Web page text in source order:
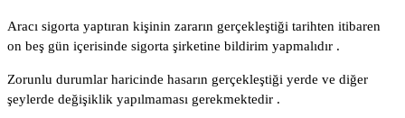
Aracı sigorta yaptıran kişinin zararın gerçekleştiği tarihten itibaren
on beş gün içerisinde sigorta şirketine bildirim yapmalıdır .
Zorunlu durumlar haricinde hasarın gerçekleştiği yerde ve diğer
şeylerde değişiklik yapılmaması gerekmektedir .